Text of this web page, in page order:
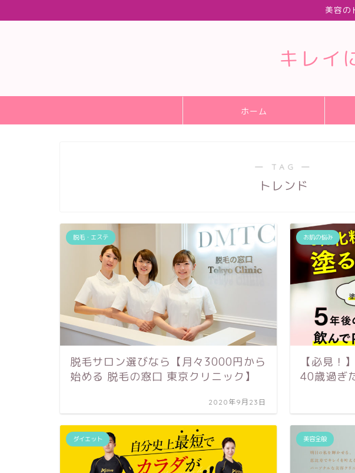
美容の
キレイ
ホーム
― TAG ―
トレンド
脱毛・エステ
脱毛サロン選びなら【月々3000円から
始める 脱毛の窓口 東京クリニック】
2020年9月23日
お肌の悩み
【必見！
40歳過ぎ
ダイエット 美容全般